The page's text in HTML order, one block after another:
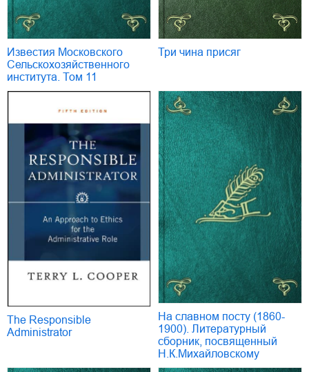
Известия Московского
Сельскохозяйственного
института. Том 11
Три чина присяг
The Responsible
Administrator
На славном посту (1860-
1900). Литературный
сборник, посвященный
Н.К.Михайловскому